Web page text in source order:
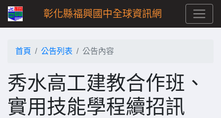
彰化縣福興國中全球資訊網
首頁 公告列表 公告內容
秀水高工建教合作班、
實用技能學程續招訊